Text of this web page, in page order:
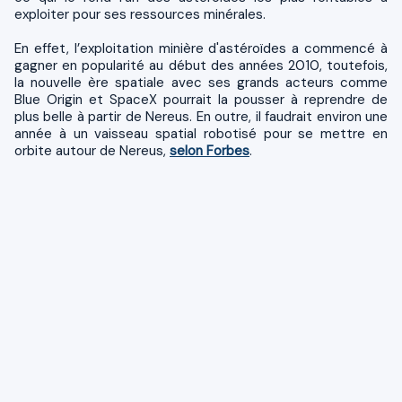
exploiter pour ses ressources minérales.
En effet, l’exploitation minière d'astéroïdes a commencé à
gagner en popularité au début des années 2010, toutefois,
la nouvelle ère spatiale avec ses grands acteurs comme
Blue Origin et SpaceX pourrait la pousser à reprendre de
plus belle à partir de Nereus. En outre, il faudrait environ une
année à un vaisseau spatial robotisé pour se mettre en
orbite autour de Nereus, selon Forbes.